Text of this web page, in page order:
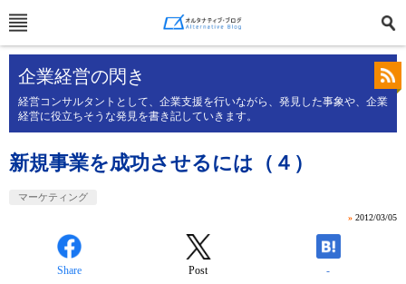
企業経営の閃き
経営コンサルタントとして、企業支援を行いながら、発見した事象や、企業
経営に役立ちそうな発見を書き記していきます。
新規事業を成功させるには（４）
マーケティング
» 2012/03/05
Share Post -